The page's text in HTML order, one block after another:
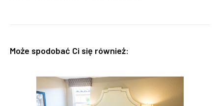
Może spodobać Ci się również: